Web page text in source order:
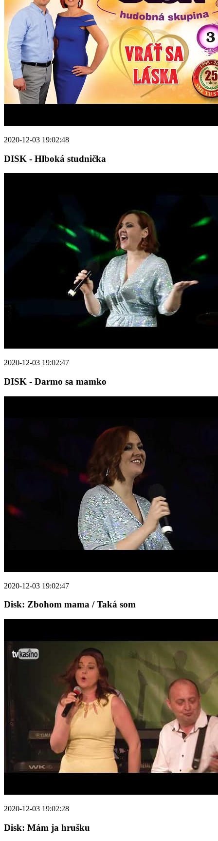
2020-12-03 19:02:48
DISK - Hlboká studnička
2020-12-03 19:02:47
DISK - Darmo sa mamko
2020-12-03 19:02:47
Disk: Zbohom mama / Taká som
2020-12-03 19:02:28
Disk: Mám ja hrušku